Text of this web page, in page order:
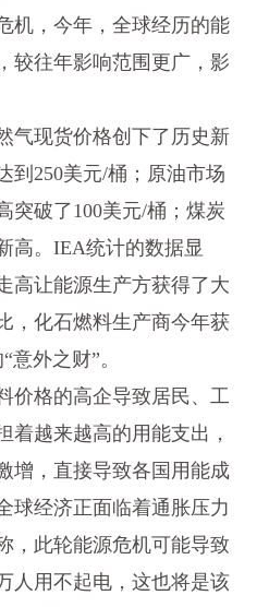
机，今年，全球经历的能
较往年影响范围更广，影
现货价格创下了历史新
到250美元/桶；原油市场
突破了100美元/桶；煤炭
高。IEA统计的数据显
高让能源生产方获得了大
，化石燃料生产商今年获
意外之财”。
格的高企导致居民、工
着越来越高的用能支出，
增，直接导致各国用能成
球经济正面临着通胀压力
，此轮能源危机可能导致
人用不起电，这也将是该